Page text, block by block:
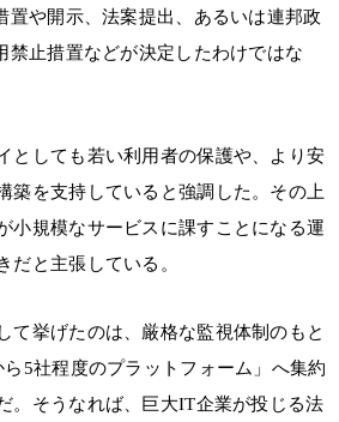
置や開示、法案提出、あるいは連邦政
禁止措置などが決定したわけではな
としても若い利用者の保護や、より安
築を支持していると強調した。その上
小規模なサービスに課すことになる運
だと主張している。
て挙げたのは、厳格な監視体制のもと
5社程度のプラットフォーム」へ集約
。そうなれば、巨大IT企業が投じる法